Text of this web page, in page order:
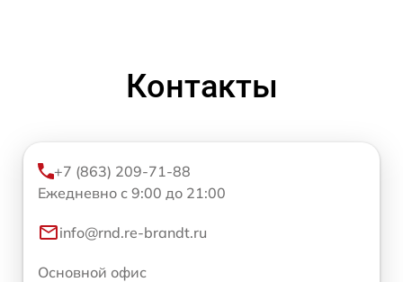
Контакты
+7 (863) 209-71-88
Ежедневно с 9:00 до 21:00
info@rnd.re-brandt.ru
Основной офис